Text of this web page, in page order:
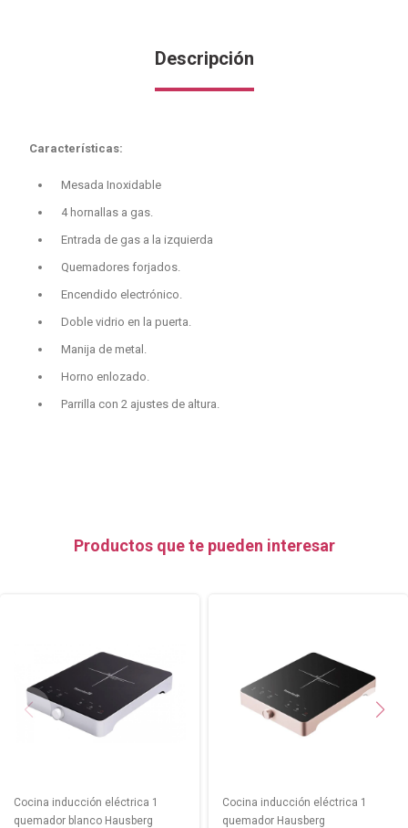
Descripción
Características:
Mesada Inoxidable
4 hornallas a gas.
Entrada de gas a la izquierda
Quemadores forjados.
Encendido electrónico.
Doble vidrio en la puerta.
Manija de metal.
Horno enlozado.
Parrilla con 2 ajustes de altura.
Productos que te pueden interesar
Cocina inducción eléctrica 1
quemador blanco Hausberg
Cocina inducción eléctrica 1
quemador Hausberg